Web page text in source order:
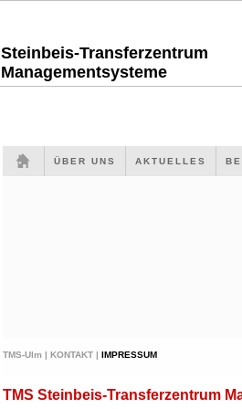
Steinbeis-Transferzentrum
Managementsysteme
ÜBER UNS AKTUELLES
TMS-Ulm | KONTAKT | IMPRESSUM
TMS Steinbeis-Transferzentrum